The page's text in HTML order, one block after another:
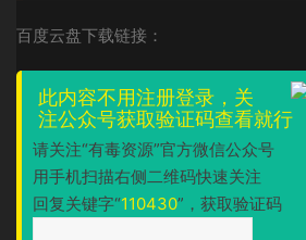
百度云盘下载链接：
此内容不用注册登录，关
注公众号获取验证码查看就行
请关注“有毒资源”官方微信公众号
用手机扫描右侧二维码快速关注
回复关键字“110430”，获取验证码